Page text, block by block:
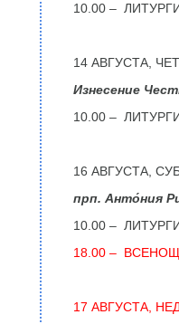
10.00 –
14 АВГУСТА,
Изнесение
10.00 –
16 АВГУСТА,
прп. Анто́ния
10.00 –
18.00 –
17 АВГУСТА,